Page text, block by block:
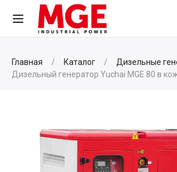
Главная Каталог
Дизельные
Дизельный генератор Yuchai MGE 80 в